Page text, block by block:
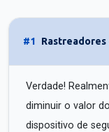
#1 Rastreadores
Verdade!
diminuir o valor
dispositivo de